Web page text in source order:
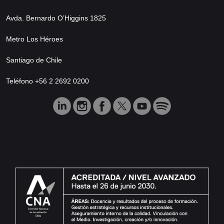
Avda. Bernardo O’Higgins 1825
Metro Los Héroes
Santiago de Chile
Teléfono +56 2 2692 0200